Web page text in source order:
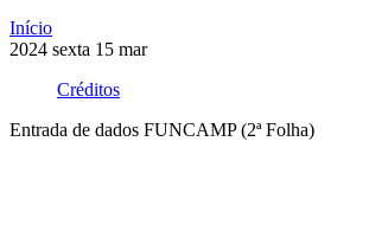
Início
2024 sexta 15 mar
Créditos
Entrada de dados FUNCAMP (2ª Folha)